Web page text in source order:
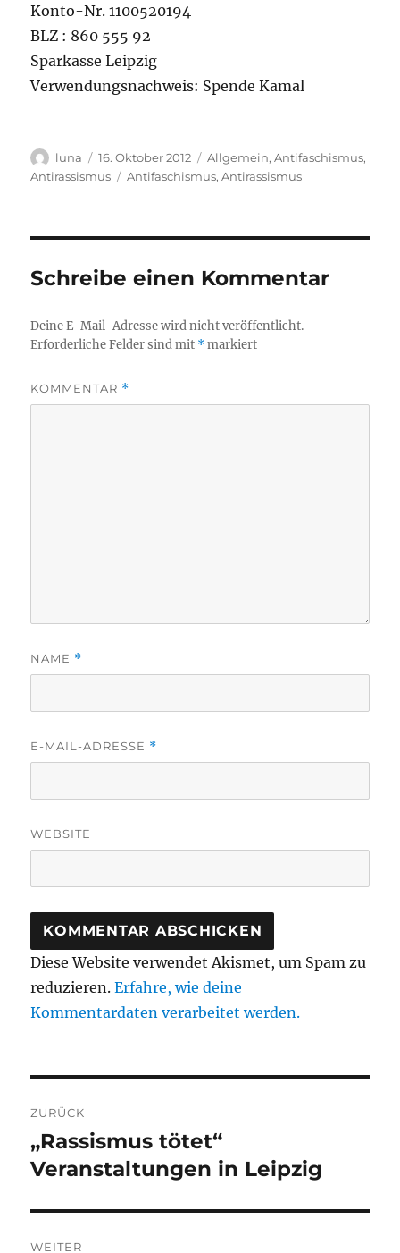
Konto-Nr. 1100520194
BLZ : 860 555 92
Sparkasse Leipzig
Verwendungsnachweis: Spende Kamal
Autor
luna
Veröffentlicht
am
16. Oktober 2012 Kategorien
Allgemein,Antifaschismus,
Antirassismus
Schlagwörter
Antifaschismus,Antirassismus
Schreibe einen Kommentar
Deine E-Mail-Adresse wird nicht veröffentlicht.
Erforderliche Felder sind mit *markiert
KOMMENTAR *
NAME *
E-MAIL-ADRESSE *
WEBSITE
Diese Website verwendet Akismet, um Spam zu
reduzieren.Erfahre, wie deine
Kommentardaten verarbeitet werden.
ZURÜCK
Vorheriger
Beitrag:
„Rassismus tötet“
Veranstaltungen in Leipzig
WEITER